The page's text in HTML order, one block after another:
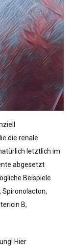
die renale
letztlich im
abgesetzt
Beispiele
Spironolacton,
B,
Hier